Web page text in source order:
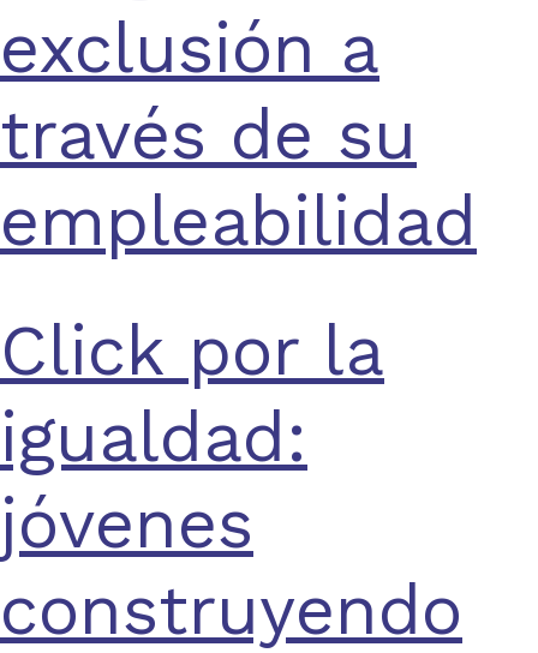
exclusión a
través de su
empleabilidad
Click por la
igualdad:
jóvenes
construyendo